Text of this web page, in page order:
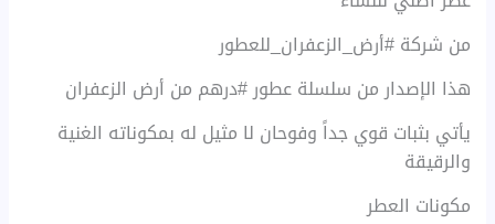
من شركة #أرض_الزعفران_للعطور
هذا الإصدار من سلسلة عطور #درهم من أرض الزعفران
يأتي بثبات قوي جداً وفوحان لا مثيل له بمكوناته الغنية
والرقيقة
مكونات العطر